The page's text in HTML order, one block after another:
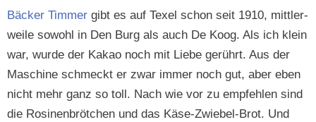
Bäck­er Tim­mer gibt es auf Tex­el schon seit 1910, mit­tler­
weile sowohl in Den Burg als auch De Koog. Als ich klein
war, wurde der Kakao noch mit Liebe gerührt. Aus der
Mas­chine schmeckt er zwar immer noch gut, aber eben
nicht mehr ganz so toll. Nach wie vor zu empfehlen sind
die Rosi­nen­brötchen und das Käse-Zwiebel-Brot. Und